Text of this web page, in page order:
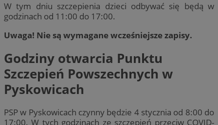
W tym dniu szczepienia dzieci odbywać się będą w
godzinach od 11:00 do 17:00.
Uwaga! Nie są wymagane wcześniejsze zapisy.
Godziny otwarcia Punktu
Szczepień Powszechnych w
Pyskowicach
PSP w Pyskowicach czynny będzie 4 stycznia od 8:00 do
17:00. W tych godzinach ze szczepień przeciw COVID-